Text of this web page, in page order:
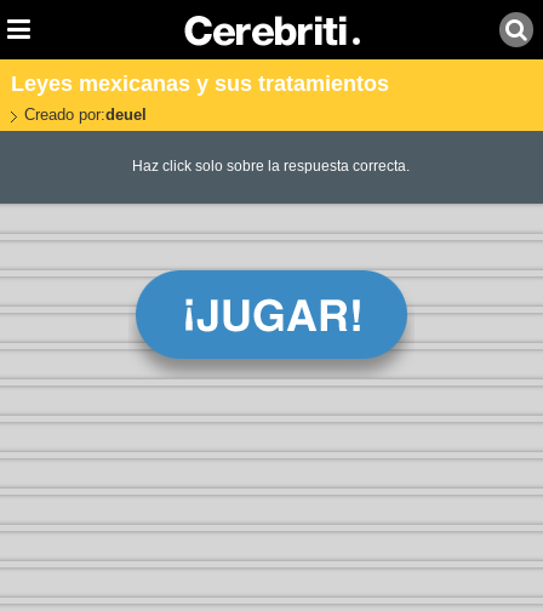
Leyes mexicanas y sus tratamientos
Creado por:deuel
Haz click solo sobre la respuesta correcta.